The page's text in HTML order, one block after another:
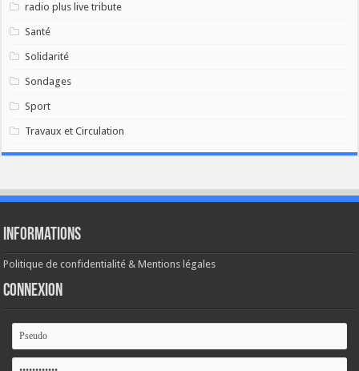
radio plus live tribute
Santé
Solidarité
Sondages
Sport
Travaux et Circulation
Informations
Politique de confidentialité & Mentions légales
Connexion